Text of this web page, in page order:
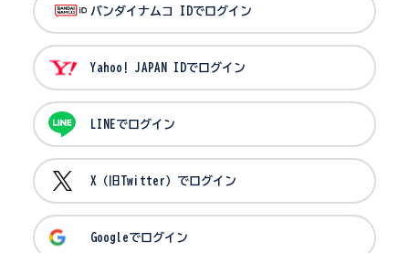
バンダイナムコ IDでログイン
Yahoo! JAPAN IDでログイン
LINEでログイン
X（旧Twitter）でログイン
Googleでログイン